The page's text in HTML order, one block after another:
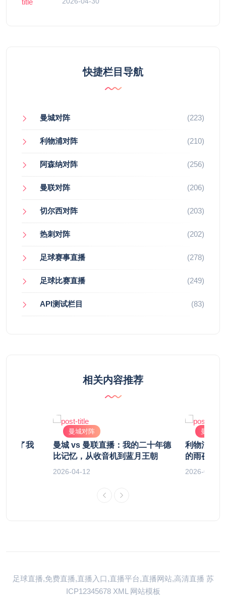
快捷栏目导航
曼城对阵 (223)
利物浦对阵 (210)
阿森纳对阵 (256)
曼联对阵 (206)
切尔西对阵 (203)
热刺对阵 (202)
足球赛事直播 (278)
足球比赛直播 (249)
API测试栏目 (83)
相关内容推荐
变了我
曼城对阵
曼城 vs 曼联直播：我的二十年德
比记忆，从收音机到蓝月王朝
2026-04-12
曼城对
利物浦 vs
的雨夜，
2026-04-14
足球直播,免费直播,直播入口,直播平台,直播网站,高清直播 苏
ICP12345678 XML 网站模板